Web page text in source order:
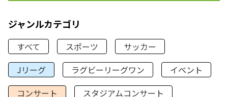
ジャンルカテゴリ
すべて スポーツ
サッカー
Jリーグ
ラグビーリーグワン
イベント
コンサート
スタジアムコンサート